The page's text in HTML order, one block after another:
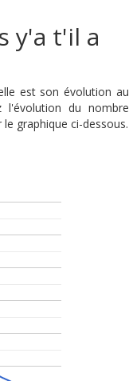
y'a t'il a
est son évolution au
l'évolution du nombre
graphique ci-dessous.